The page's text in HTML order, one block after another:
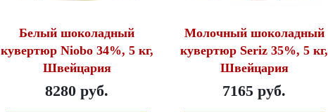
Белый шоколадный
кувертюр Niobo 34%, 5 кг,
Швейцария
8280 руб.
Молочный шоколадный
кувертюр Seriz 35%, 5 кг,
Швейцария
7165 руб.